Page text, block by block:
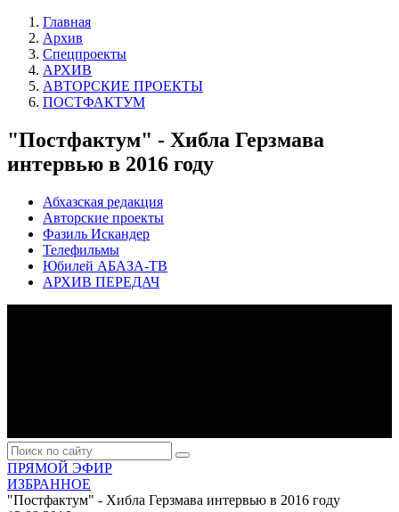
Главная
Архив
Спецпроекты
АРХИВ
АВТОРСКИЕ ПРОЕКТЫ
ПОСТФАКТУМ
"Постфактум" - Хибла Герзмава
интервью в 2016 году
Абхазская редакция
Авторские проекты
Фазиль Искандер
Телефильмы
Юбилей АБАЗА-ТВ
АРХИВ ПЕРЕДАЧ
ПРЯМОЙ ЭФИР
ИЗБРАННОЕ
"Постфактум" - Хибла Герзмава интервью в 2016 году